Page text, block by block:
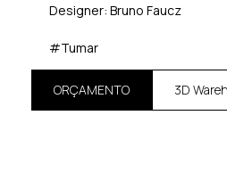
Designer: Bruno Faucz
#Tumar
ORÇAMENTO 3D